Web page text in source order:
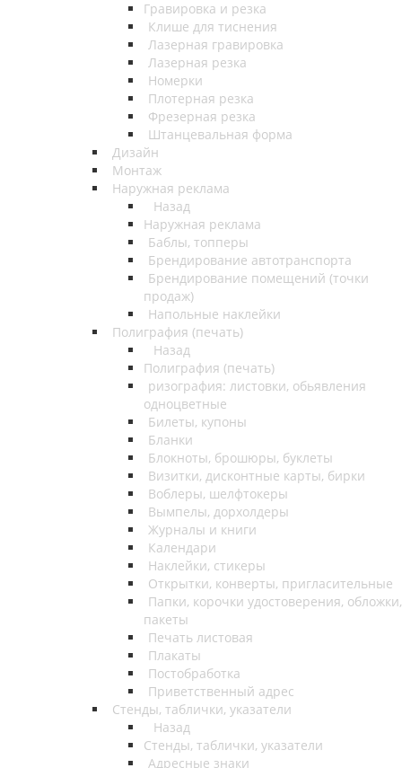
Гравировка и резка
Клише для тиснения
Лазерная гравировка
Лазерная резка
Номерки
Плотерная резка
Фрезерная резка
Штанцевальная форма
Дизайн
Монтаж
Наружная реклама
Назад
Наружная реклама
Баблы, топперы
Брендирование автотранспорта
Брендирование помещений (точки
продаж)
Напольные наклейки
Полиграфия (печать)
Назад
Полиграфия (печать)
ризография: листовки, обьявления
одноцветные
Билеты, купоны
Бланки
Блокноты, брошюры, буклеты
Визитки, дисконтные карты, бирки
Воблеры, шелфтокеры
Вымпелы, дорхолдеры
Журналы и книги
Календари
Наклейки, стикеры
Открытки, конверты, пригласительные
Папки, корочки удостоверения, обложки,
пакеты
Печать листовая
Плакаты
Постобработка
Приветственный адрес
Стенды, таблички, указатели
Назад
Стенды, таблички, указатели
Адресные знаки